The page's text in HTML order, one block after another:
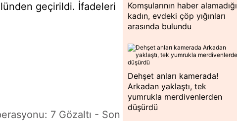
geçirildi. İfadeleri
7 Gözaltı - Son
Komşularının haber alamadığı
kadın, evdeki çöp yığınları
arasında bulundu
Dehşet anları kamerada!
Arkadan yaklaştı, tek
yumrukla merdivenlerden
düşürdü